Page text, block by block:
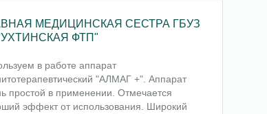
МЕДИЦИНСКАЯ СЕСТРА ГБУЗ
ФТП"
в работе аппарат
"АЛМАГ +". Аппарат
простой в применении. Отмечается
эффект от использования. Широкий